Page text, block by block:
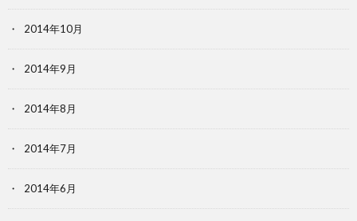
2014年10月
2014年9月
2014年8月
2014年7月
2014年6月